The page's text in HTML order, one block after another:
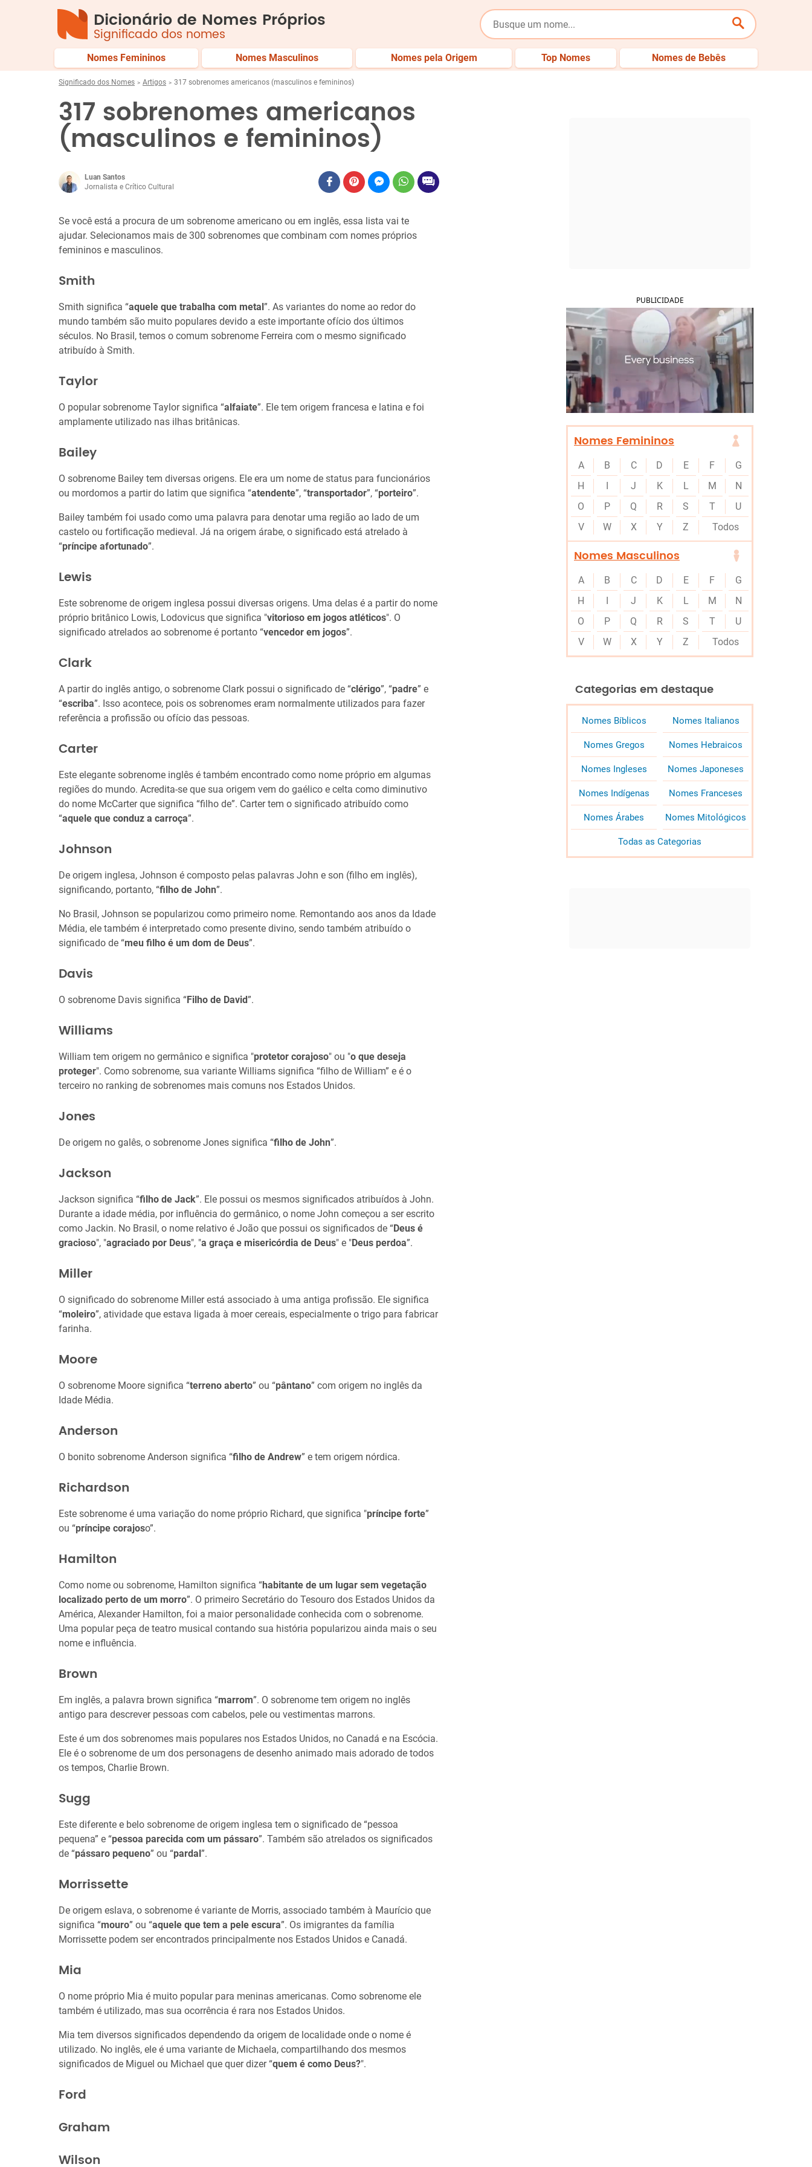
Dicionário de Nomes Próprios
Significado dos nomes
Nomes Femininos Nomes Masculinos Nomes pela Origem Top Nomes Nomes de Bebês
Significado dos Nomes Artigos 317 sobrenomes americanos (masculinos e femininos)
317 sobrenomes americanos
(masculinos e femininos)
Luan Santos
Jornalista e Crítico Cultural
Se você está a procura de um sobrenome americano ou em inglês, essa lista vai te
ajudar. Selecionamos mais de 300 sobrenomes que combinam com nomes próprios
femininos e masculinos.
Smith
Smith significa “aquele que trabalha com metal”. As variantes do nome ao redor do
mundo também são muito populares devido a este importante ofício dos últimos
séculos. No Brasil, temos o comum sobrenome Ferreira com o mesmo significado
atribuído à Smith.
Taylor
O popular sobrenome Taylor significa “alfaiate”. Ele tem origem francesa e latina e foi
amplamente utilizado nas ilhas britânicas.
Bailey
O sobrenome Bailey tem diversas origens. Ele era um nome de status para funcionários
ou mordomos a partir do latim que significa “atendente”, “transportador”, “porteiro”.
Bailey também foi usado como uma palavra para denotar uma região ao lado de um
castelo ou fortificação medieval. Já na origem árabe, o significado está atrelado à
“príncipe afortunado”.
Lewis
Este sobrenome de origem inglesa possui diversas origens. Uma delas é a partir do nome
próprio britânico Lowis, Lodovicus que significa "vitorioso em jogos atléticos". O
significado atrelados ao sobrenome é portanto “vencedor em jogos”.
Clark
A partir do inglês antigo, o sobrenome Clark possui o significado de “clérigo”, “padre” e
“escriba”. Isso acontece, pois os sobrenomes eram normalmente utilizados para fazer
referência a profissão ou ofício das pessoas.
Carter
Este elegante sobrenome inglês é também encontrado como nome próprio em algumas
regiões do mundo. Acredita-se que sua origem vem do gaélico e celta como diminutivo
do nome McCarter que significa “filho de”. Carter tem o significado atribuído como
“aquele que conduz a carroça”.
Johnson
De origem inglesa, Johnson é composto pelas palavras John e son (filho em inglês),
significando, portanto, “filho de John”.
No Brasil, Johnson se popularizou como primeiro nome. Remontando aos anos da Idade
Média, ele também é interpretado como presente divino, sendo também atribuído o
significado de “meu filho é um dom de Deus”.
Davis
O sobrenome Davis significa “Filho de David”.
Williams
William tem origem no germânico e significa "protetor corajoso" ou "o que deseja
proteger". Como sobrenome, sua variante Williams significa “filho de William” e é o
terceiro no ranking de sobrenomes mais comuns nos Estados Unidos.
Jones
De origem no galês, o sobrenome Jones significa “filho de John”.
Jackson
Jackson significa “filho de Jack”. Ele possui os mesmos significados atribuídos à John.
Durante a idade média, por influência do germânico, o nome John começou a ser escrito
como Jackin. No Brasil, o nome relativo é João que possui os significados de “Deus é
gracioso", "agraciado por Deus", "a graça e misericórdia de Deus" e "Deus perdoa”.
Miller
O significado do sobrenome Miller está associado à uma antiga profissão. Ele significa
“moleiro”, atividade que estava ligada à moer cereais, especialmente o trigo para fabricar
farinha.
Moore
O sobrenome Moore significa “terreno aberto” ou “pântano” com origem no inglês da
Idade Média.
Anderson
O bonito sobrenome Anderson significa “filho de Andrew” e tem origem nórdica.
Richardson
Este sobrenome é uma variação do nome próprio Richard, que significa "príncipe forte”
ou “príncipe corajoso”.
Hamilton
Como nome ou sobrenome, Hamilton significa “habitante de um lugar sem vegetação
localizado perto de um morro”. O primeiro Secretário do Tesouro dos Estados Unidos da
América, Alexander Hamilton, foi a maior personalidade conhecida com o sobrenome.
Uma popular peça de teatro musical contando sua história popularizou ainda mais o seu
nome e influência.
Brown
Em inglês, a palavra brown significa “marrom”. O sobrenome tem origem no inglês
antigo para descrever pessoas com cabelos, pele ou vestimentas marrons.
Este é um dos sobrenomes mais populares nos Estados Unidos, no Canadá e na Escócia.
Ele é o sobrenome de um dos personagens de desenho animado mais adorado de todos
os tempos, Charlie Brown.
Sugg
Este diferente e belo sobrenome de origem inglesa tem o significado de “pessoa
pequena” e “pessoa parecida com um pássaro”. Também são atrelados os significados
de “pássaro pequeno” ou “pardal”.
Morrissette
De origem eslava, o sobrenome é variante de Morris, associado também à Maurício que
significa “mouro” ou “aquele que tem a pele escura”. Os imigrantes da família
Morrissette podem ser encontrados principalmente nos Estados Unidos e Canadá.
Mia
O nome próprio Mia é muito popular para meninas americanas. Como sobrenome ele
também é utilizado, mas sua ocorrência é rara nos Estados Unidos.
Mia tem diversos significados dependendo da origem de localidade onde o nome é
utilizado. No inglês, ele é uma variante de Michaela, compartilhando dos mesmos
significados de Miguel ou Michael que quer dizer “quem é como Deus?".
Ford
Graham
Wilson
PUBLICIDADE
Nomes Femininos
A B C D E F
G
H
I J K L M
N
O
P Q R S T
U
V
W X Y Z Todos
Nomes Masculinos
A B C D E F
G
H
I J K L M
N
O
P Q R S T
U
V
W X Y Z Todos
Categorias em destaque
Nomes Bíblicos Nomes Italianos
Nomes Gregos Nomes Hebraicos
Nomes Ingleses Nomes Japoneses
Nomes Indígenas Nomes Franceses
Nomes Árabes Nomes Mitológicos
Todas as Categorias